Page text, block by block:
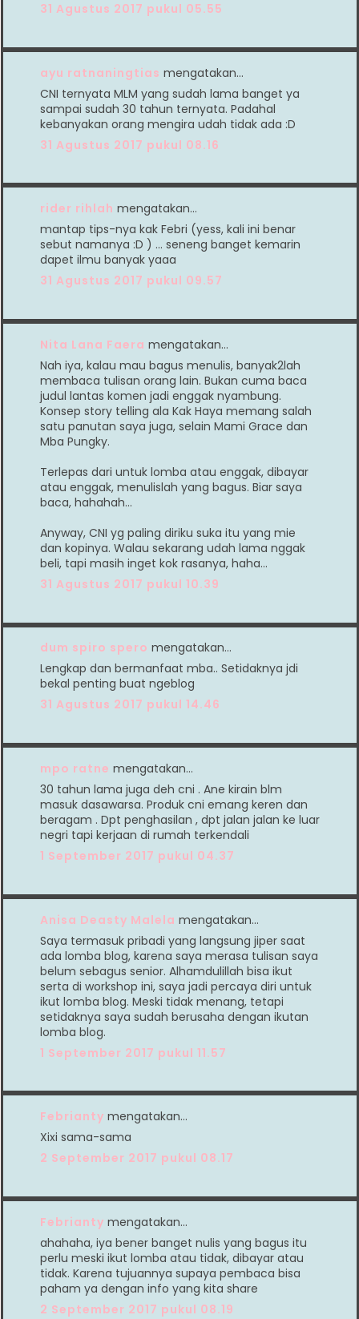
31 Agustus 2017 pukul 05.55
ayu ratnaningtias mengatakan…
CNI ternyata MLM yang sudah lama banget ya
sampai sudah 30 tahun ternyata. Padahal
kebanyakan orang mengira udah tidak ada :D
31 Agustus 2017 pukul 08.16
rider rihlah mengatakan…
mantap tips-nya kak Febri (yess, kali ini benar
sebut namanya :D ) ... seneng banget kemarin
dapet ilmu banyak yaaa
31 Agustus 2017 pukul 09.57
Nita Lana Faera mengatakan…
Nah iya, kalau mau bagus menulis, banyak2lah
membaca tulisan orang lain. Bukan cuma baca
judul lantas komen jadi enggak nyambung.
Konsep story telling ala Kak Haya memang salah
satu panutan saya juga, selain Mami Grace dan
Mba Pungky.
Terlepas dari untuk lomba atau enggak, dibayar
atau enggak, menulislah yang bagus. Biar saya
baca, hahahah...
Anyway, CNI yg paling diriku suka itu yang mie
dan kopinya. Walau sekarang udah lama nggak
beli, tapi masih inget kok rasanya, haha...
31 Agustus 2017 pukul 10.39
dum spiro spero mengatakan…
Lengkap dan bermanfaat mba.. Setidaknya jdi
bekal penting buat ngeblog
31 Agustus 2017 pukul 14.46
mpo ratne mengatakan…
30 tahun lama juga deh cni . Ane kirain blm
masuk dasawarsa. Produk cni emang keren dan
beragam . Dpt penghasilan , dpt jalan jalan ke luar
negri tapi kerjaan di rumah terkendali
1 September 2017 pukul 04.37
Anisa Deasty Malela mengatakan…
Saya termasuk pribadi yang langsung jiper saat
ada lomba blog, karena saya merasa tulisan saya
belum sebagus senior. Alhamdulillah bisa ikut
serta di workshop ini, saya jadi percaya diri untuk
ikut lomba blog. Meski tidak menang, tetapi
setidaknya saya sudah berusaha dengan ikutan
lomba blog.
1 September 2017 pukul 11.57
Febrianty mengatakan…
Xixi sama-sama
2 September 2017 pukul 08.17
Febrianty mengatakan…
ahahaha, iya bener banget nulis yang bagus itu
perlu meski ikut lomba atau tidak, dibayar atau
tidak. Karena tujuannya supaya pembaca bisa
paham ya dengan info yang kita share
2 September 2017 pukul 08.19